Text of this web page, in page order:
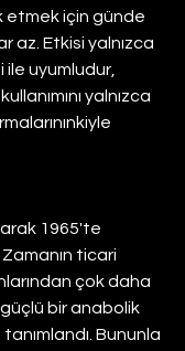
etmek için günde
az. Etkisi yalnızca
uyumludur,
yalnızca
1965'te
Zamanın ticari
çok daha
bir anabolik
Bununla